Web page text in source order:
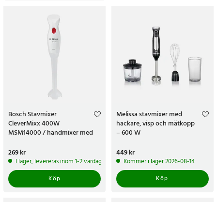
Bosch Stavmixer
CleverMixx 400W
MSM14000 / handmixer med
Pris:269 kr
269 kr
I lager, levereras inom 1-2 vardagar
Köp
Melissa stavmixer med
hackare, visp och mätkopp
– 600 W
Pris:449 kr
449 kr
Kommer i lager 2026-08-14
Köp